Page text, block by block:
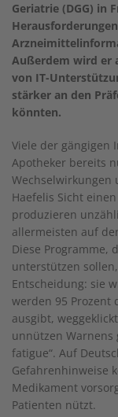
Geriatrie (DGG) in
Außerdem wird er
von IT-
stärker an den
könnten.
Viele der gängigen
Apotheker bereits
Wechselwirkungen
Haefelis Sicht
produzieren
allermeisten auf
Diese Programme,
unterstützen
Entscheidung: sie
werden 95 Prozent
ausgibt,
unnützen Warnens
fatigue“. Auf
Gefahrenhinweise
Medikament
Patienten nützt.